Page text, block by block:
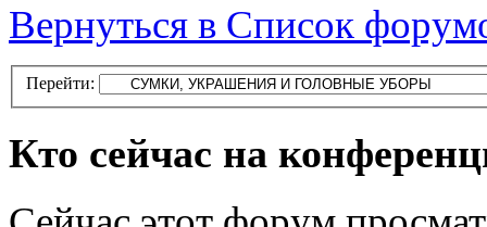
Вернуться в Список
Перейти:
Кто сейчас на